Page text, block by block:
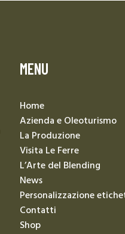
MENU
Home
Azienda e Oleoturismo
La Produzione
Visita Le Ferre
L’Arte del Blending
News
Personalizzazione
Contatti
Shop